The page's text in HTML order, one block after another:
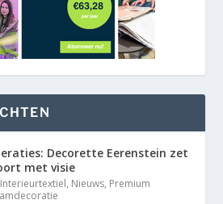
Decorette Eerenstein zet
met visie
Interieurtextiel, Nieuws, Premium